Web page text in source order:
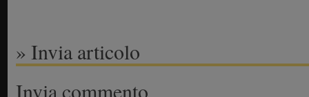
» Invia articolo
Invia commento